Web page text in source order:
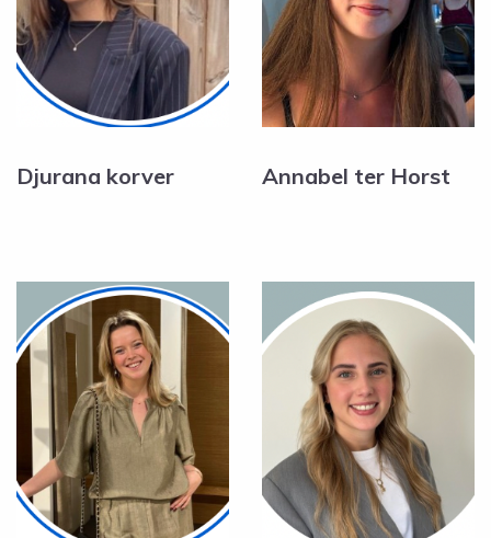
Djurana korver Annabel ter Horst